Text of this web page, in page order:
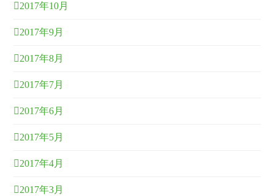
2017年10月
2017年9月
2017年8月
2017年7月
2017年6月
2017年5月
2017年4月
2017年3月